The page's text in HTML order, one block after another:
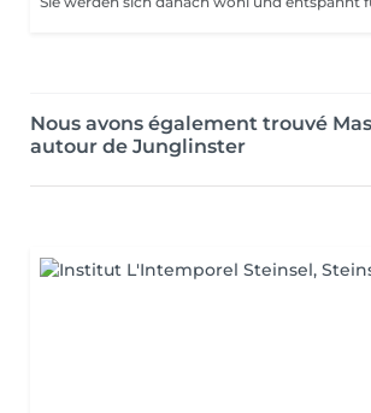
Nous avons également trouvé
autour de Junglinster